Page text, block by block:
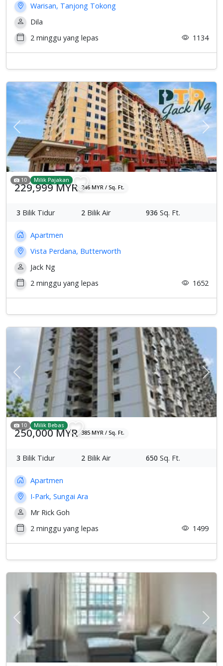
Warisan, Tanjong Tokong
Dila
2 minggu yang lepas
1134
Previous
10 Milik Pajakan
229,999 MYR 246 MYR / Sq. Ft.
3 Bilik Tidur 2 Bilik Air 936 Sq. Ft.
Apartmen
Vista Perdana, Butterworth
Jack Ng
2 minggu yang lepas
1652
Previous
10 Milik Bebas
250,000 MYR 385 MYR / Sq. Ft.
3 Bilik Tidur 2 Bilik Air 650 Sq. Ft.
Apartmen
I-Park, Sungai Ara
Mr Rick Goh
2 minggu yang lepas
1499
Previous